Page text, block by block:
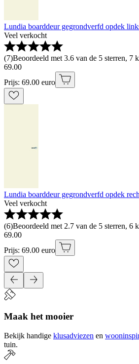
Lundia boarddeur gegrondverfd opdek
Veel verkocht
(7)Beoordeeld met 3.6 van de 5 sterren, 7
69.00
Prijs: 69.00 euro
Lundia boarddeur gegrondverfd opdek
Veel verkocht
(6)Beoordeeld met 2.7 van de 5 sterren, 6
69.00
Prijs: 69.00 euro
Maak het mooier
Bekijk handige klusadviezen en
tuin.